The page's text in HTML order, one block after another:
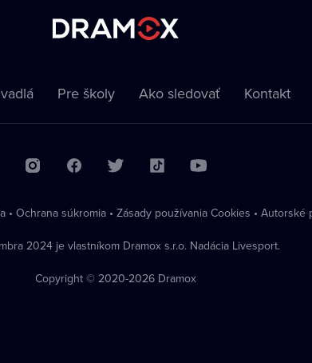
Pre školy Ako sledovať Kontakt
• Ochrana súkromia • Zásady používania Cookies • Autorské
2024 je vlastníkom Dramox s.r.o. Nadácia Livesport.
Copyright © 2020-2026 Dramox